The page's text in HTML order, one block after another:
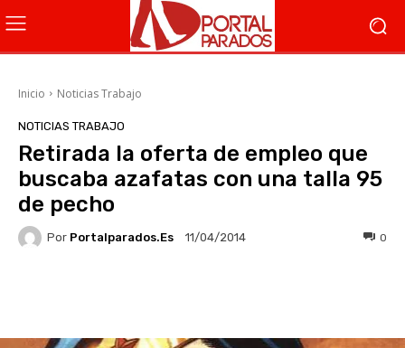
Inicio Noticias Trabajo
NOTICIAS TRABAJO
Retirada la oferta de empleo que
buscaba azafatas con una talla 95
de pecho
Por Portalparados.es 11/04/2014 0